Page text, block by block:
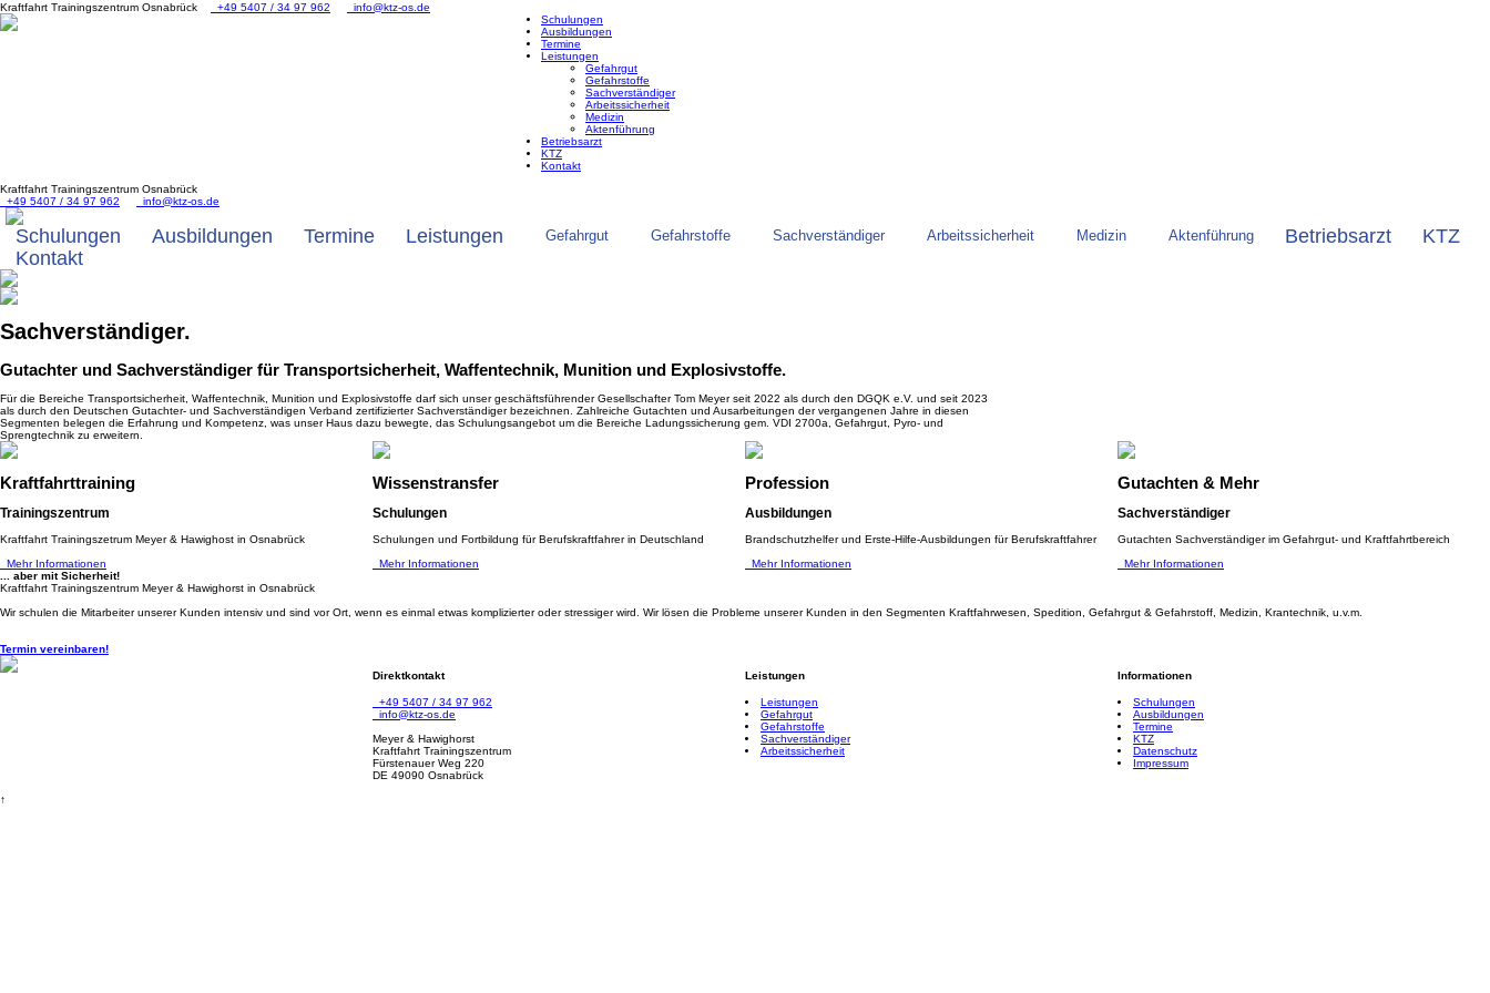
Kraftfahrt Trainingszentrum Osnabrück +49 5407 / 34 97 962
info@ktz-os.de
Schulungen
Ausbildungen
Termine
Leistungen
Gefahrgut
Gefahrstoffe
Sachverständiger
Arbeitssicherheit
Medizin
Aktenführung
Betriebsarzt
KTZ
Kontakt
Kraftfahrt Trainingszentrum Osnabrück
+49 5407 / 34 97 962
info@ktz-os.de
Schulungen Ausbildungen Termine Leistungen Gefahrgut Gefahrstoffe Sachverständiger Arbeitssicherheit Medizin Aktenführung Betriebsarzt
KTZ
Kontakt
Sachverständiger.
Gutachter und Sachverständiger für Transportsicherheit, Waffentechnik, Munition und Explosivstoffe.
Für die Bereiche Transportsicherheit, Waffentechnik, Munition und Explosivstoffe darf sich unser geschäftsführender Gesellschafter Tom Meyer seit 2022 als durch den DGQK e.V. und seit 2023
als durch den Deutschen Gutachter- und Sachverständigen Verband zertifizierter Sachverständiger bezeichnen. Zahlreiche Gutachten und Ausarbeitungen der vergangenen Jahre in diesen
Segmenten belegen die Erfahrung und Kompetenz, was unser Haus dazu bewegte, das Schulungsangebot um die Bereiche Ladungssicherung gem. VDI 2700a, Gefahrgut, Pyro- und
Sprengtechnik zu erweitern.
Kraftfahrttraining
Trainingszentrum
Kraftfahrt Trainingszetrum Meyer & Hawighost in Osnabrück
Mehr Informationen
Wissenstransfer
Schulungen
Schulungen und Fortbildung für Berufskraftfahrer in Deutschland
Mehr Informationen
Profession
Ausbildungen
Brandschutzhelfer und Erste-Hilfe-Ausbildungen für Berufskraftfahrer
Mehr Informationen
Gutachten & Mehr
Sachverständiger
Gutachten Sachverständiger im Gefahrgut- und Kraftfahrtbereich
Mehr Informationen
... aber mit Sicherheit!
Kraftfahrt Trainingszentrum Meyer & Hawighorst in Osnabrück
Wir schulen die Mitarbeiter unserer Kunden intensiv und sind vor Ort, wenn es einmal etwas komplizierter oder stressiger wird. Wir lösen die Probleme unserer Kunden in den Segmenten Kraftfahrwesen, Spedition, Gefahrgut & Gefahrstoff, Medizin, Krantechnik, u.v.m.
Termin vereinbaren!
Direktkontakt
+49 5407 / 34 97 962
info@ktz-os.de
Meyer & Hawighorst
Kraftfahrt Trainingszentrum
Fürstenauer Weg 220
DE 49090 Osnabrück
Leistungen
Leistungen
Gefahrgut
Gefahrstoffe
Sachverständiger
Arbeitssicherheit
Informationen
Schulungen
Ausbildungen
Termine
KTZ
Datenschutz
Impressum
↑